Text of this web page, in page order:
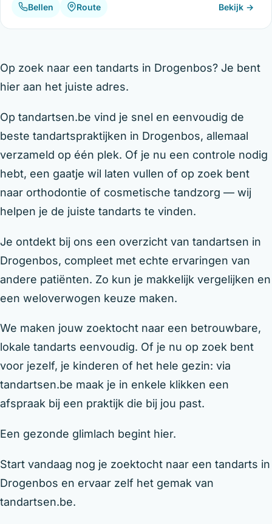
Bellen Route Bekijk →
Op zoek naar een tandarts in Drogenbos? Je bent
hier aan het juiste adres.
Op tandartsen.be vind je snel en eenvoudig de
beste tandartspraktijken in Drogenbos, allemaal
verzameld op één plek. Of je nu een controle nodig
hebt, een gaatje wil laten vullen of op zoek bent
naar orthodontie of cosmetische tandzorg — wij
helpen je de juiste tandarts te vinden.
Je ontdekt bij ons een overzicht van tandartsen in
Drogenbos, compleet met echte ervaringen van
andere patiënten. Zo kun je makkelijk vergelijken en
een weloverwogen keuze maken.
We maken jouw zoektocht naar een betrouwbare,
lokale tandarts eenvoudig. Of je nu op zoek bent
voor jezelf, je kinderen of het hele gezin: via
tandartsen.be maak je in enkele klikken een
afspraak bij een praktijk die bij jou past.
Een gezonde glimlach begint hier.
Start vandaag nog je zoektocht naar een tandarts in
Drogenbos en ervaar zelf het gemak van
tandartsen.be.